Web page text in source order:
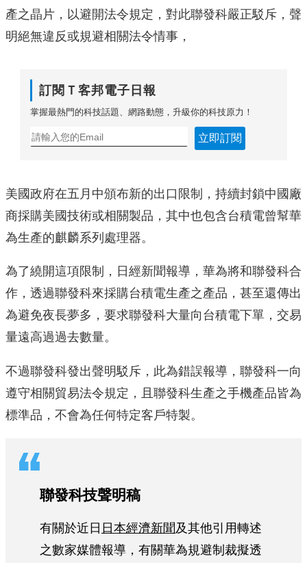
產之晶片，以避開法令規定，對此聯發科嚴正駁斥，聲
明絕無違反或規避相關法令情事，
訂閱Ｔ客邦電子日報
掌握最熱門的科技話題、網路動態，升級你的科技原力！
立即訂閱
美國政府在五月中頒布新的出口限制，持續封鎖中國廠
商採購美國技術或相關製品，其中也包含台積電曾幫華
為生產的麒麟系列處理器。
為了繞開這項限制，日經新聞報導，華為將和聯發科合
作，透過聯發科來採購台積電生產之產品，甚至還傳出
為避免夜長夢多，要求聯發科大量向台積電下單，交易
量遠高過過去數量。
不過聯發科發出聲明駁斥，此為錯誤報導，聯發科一向
遵守相關貿易法令規定，且聯發科生產之手機產品皆為
標準品，不會為任何特定客戶特製。
聯發科技聲明稿
有關於近日 日本經濟新聞及其他引用轉述
之數家媒體報導，有關華為規避制裁擬透